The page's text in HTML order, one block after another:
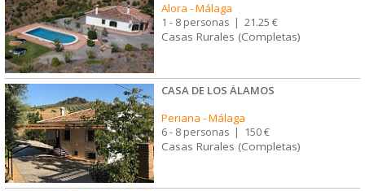
Alora -Málaga
1 - 8 personas | 21.25 €
Casas Rurales (Completas)
CASA DE LOS ÁLAMOS
Periana -Málaga
6 - 8 personas | 150 €
Casas Rurales (Completas)